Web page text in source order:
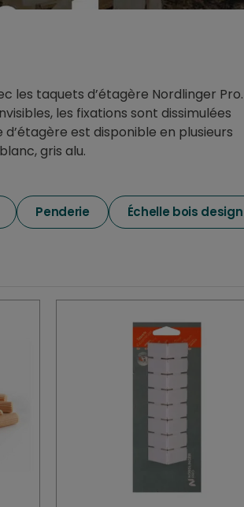
les taquets d’étagère Nordlinger Pro.
les fixations sont dissimulées
est disponible en plusieurs
gris alu.
Penderie Échelle bois design